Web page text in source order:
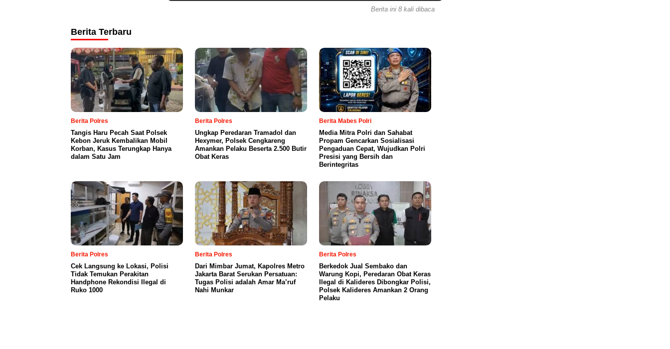
Berita ini 8 kali dibaca
Berita Terbaru
Berita Polres
Tangis Haru Pecah Saat Polsek
Kebon Jeruk Kembalikan Mobil
Korban, Kasus Terungkap Hanya
dalam Satu Jam
Berita Polres
Ungkap Peredaran Tramadol dan
Hexymer, Polsek Cengkareng
Amankan Pelaku Beserta 2.500 Butir
Obat Keras
Berita Mabes Polri
Media Mitra Polri dan Sahabat
Propam Gencarkan Sosialisasi
Pengaduan Cepat, Wujudkan Polri
Presisi yang Bersih dan
Berintegritas
Berita Polres
Cek Langsung ke Lokasi, Polisi
Tidak Temukan Perakitan
Handphone Rekondisi Ilegal di
Ruko 1000
Berita Polres
Dari Mimbar Jumat, Kapolres Metro
Jakarta Barat Serukan Persatuan:
Tugas Polisi adalah Amar Ma’ruf
Nahi Munkar
Berita Polres
Berkedok Jual Sembako dan
Warung Kopi, Peredaran Obat Keras
Ilegal di Kalideres Dibongkar Polisi,
Polsek Kalideres Amankan 2 Orang
Pelaku